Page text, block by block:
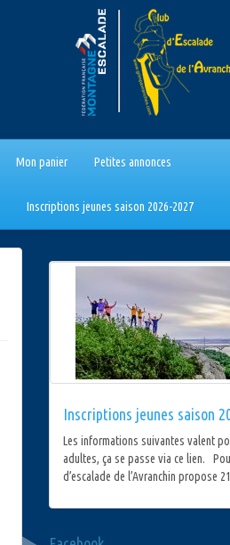
Mon panier Petites annonces
Inscriptions jeunes saison 2026-2027
Inscriptions jeunes saison
Les informations suivantes valent
adultes, ça se passe via ce lien.
d’escalade de l’Avranchin propose